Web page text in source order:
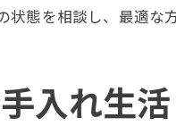
態を相談し、最適な
入れ生活